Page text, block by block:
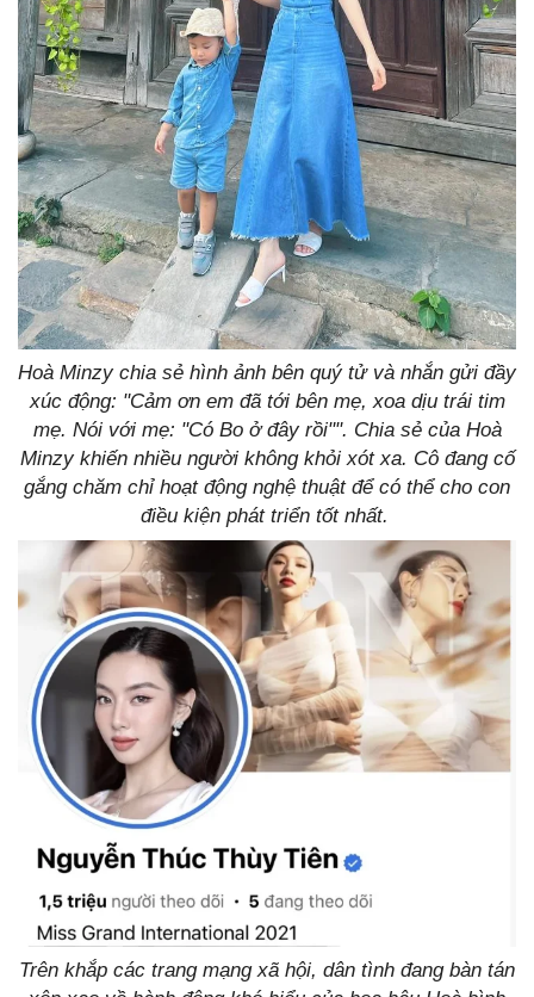
Hoà Minzy chia sẻ hình ảnh bên quý tử và nhắn gửi đầy
xúc động: "Cảm ơn em đã tới bên mẹ, xoa dịu trái tim
mẹ. Nói với mẹ: "Có Bo ở đây rồi"". Chia sẻ của Hoà
Minzy khiến nhiều người không khỏi xót xa. Cô đang cố
gắng chăm chỉ hoạt động nghệ thuật để có thể cho con
điều kiện phát triển tốt nhất.
Trên khắp các trang mạng xã hội, dân tình đang bàn tán